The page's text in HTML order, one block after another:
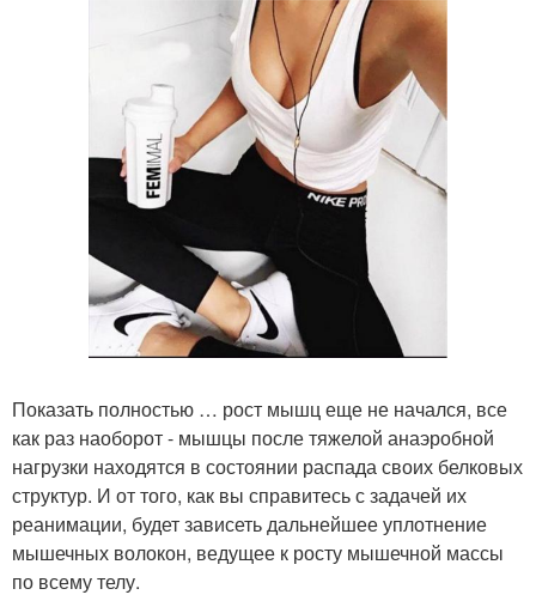
Показать полностью … рост мышц еще не начался, все
как раз наоборот - мышцы после тяжелой анаэробной
нагрузки находятся в состоянии распада своих белковых
структур. И от того, как вы справитесь с задачей их
реанимации, будет зависеть дальнейшее уплотнение
мышечных волокон, ведущее к росту мышечной массы
по всему телу.